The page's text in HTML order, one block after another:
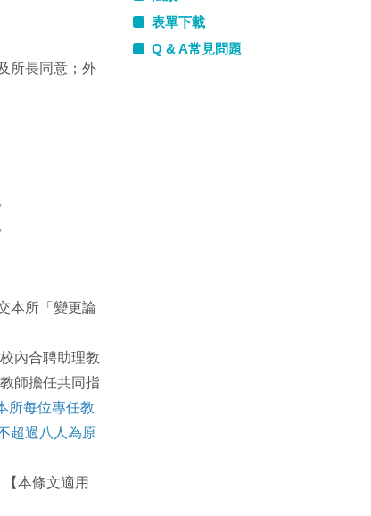
所長同意；外
本所「變更論
內合聘助理教
師擔任共同指
所每位專任教
超過八人為原
本條文適用
表單下載
Q & A常見問題